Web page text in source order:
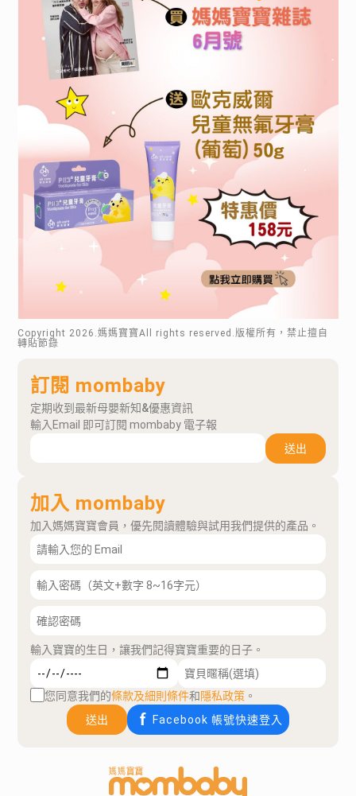
Copyright 2026 .媽媽寶寶All rights reserved.版權所有，禁止擅自
轉貼節錄
訂閱 mombaby
定期收到最新母嬰新知&優惠資訊
輸入Email 即可訂閱 mombaby 電子報
送出
加入 mombaby
加入媽媽寶寶會員，優先閱讀體驗與試用我們提供的產品。
輸入寶寶的生日，讓我們記得寶寶重要的日子。
您同意我們的條款及細則條件和隱私政策 。
送出
Facebook 帳號快速登入